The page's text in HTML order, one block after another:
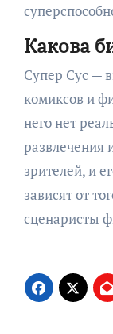
Какова
Супер Сус —
комиксов и
него нет
развлечения
зрителей, и
зависят от
сценаристы